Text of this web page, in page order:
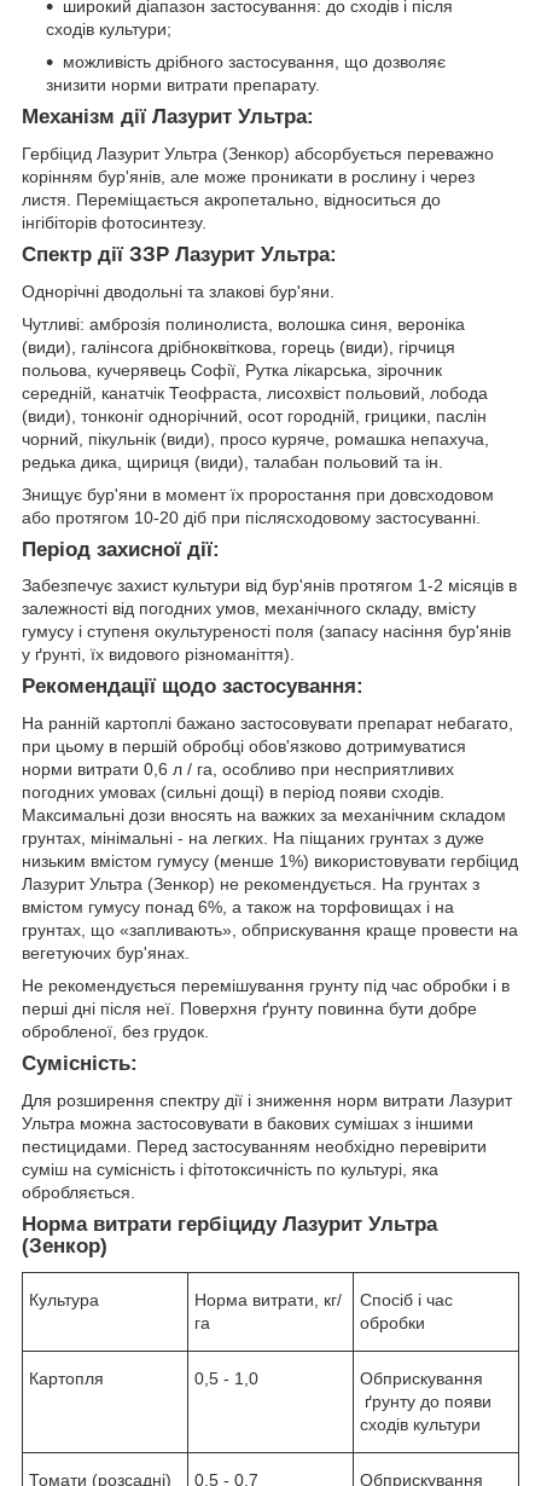
широкий діапазон застосування: до сходів і після
сходів культури;
можливість дрібного застосування, що дозволяє
знизити норми витрати препарату.
Механізм дії Лазурит Ультра:
Гербіцид Лазурит Ультра (Зенкор) абсорбується переважно
корінням бур'янів, але може проникати в рослину і через
листя. Переміщається акропетально, відноситься до
інгібіторів фотосинтезу.
Спектр дії ЗЗР Лазурит Ультра:
Однорічні дводольні та злакові бур'яни.
Чутливі: амброзія полинолиста, волошка синя, вероніка
(види), галінсога дрібноквіткова, горець (види), гірчиця
польова, кучерявець Софії, Рутка лікарська, зірочник
середній, канатчік Теофраста, лисохвіст польовий, лобода
(види), тонконіг однорічний, осот городній, грицики, паслін
чорний, пікульнік (види), просо куряче, ромашка непахуча,
редька дика, щириця (види), талабан польовий та ін.
Знищує бур'яни в момент їх проростання при довсходовом
або протягом 10-20 діб при післясходовому застосуванні.
Період захисної дії:
Забезпечує захист культури від бур'янів протягом 1-2 місяців в
залежності від погодних умов, механічного складу, вмісту
гумусу і ступеня окультуреності поля (запасу насіння бур'янів
у ґрунті, їх видового різноманіття).
Рекомендації щодо застосування:
На ранній картоплі бажано застосовувати препарат небагато,
при цьому в першій обробці обов'язково дотримуватися
норми витрати 0,6 л / га, особливо при несприятливих
погодних умовах (сильні дощі) в період появи сходів.
Максимальні дози вносять на важких за механічним складом
грунтах, мінімальні - на легких. На піщаних грунтах з дуже
низьким вмістом гумусу (менше 1%) використовувати гербіцид
Лазурит Ультра (Зенкор) не рекомендується. На грунтах з
вмістом гумусу понад 6%, а також на торфовищах і на
грунтах, що «запливають», обприскування краще провести на
вегетуючих бур'янах.
Не рекомендується перемішування грунту під час обробки і в
перші дні після неї. Поверхня ґрунту повинна бути добре
обробленої, без грудок.
Cумісність:
Для розширення спектру дії і зниження норм витрати Лазурит
Ультра можна застосовувати в бакових сумішах з іншими
пестицидами. Перед застосуванням необхідно перевірити
суміш на сумісність і фітотоксичність по культурі, яка
обробляється.
Норма витрати гербіциду Лазурит Ультра
(Зенкор)
Культура
Норма витрати, кг/
га
Спосіб і час
обробки
Картопля 0,5 - 1,0
Обприскування
ґрунту до появи
сходів культури
Томати (розсадні) 0,5 - 0,7 Обприскування